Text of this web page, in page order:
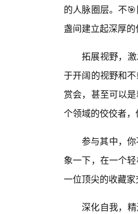
的人脉圈层。不
盏间建立起深厚的
拓展视野，
于开阔的视野和
赏会，甚至可以
个领域的佼佼者
参与其中，
象一下，在一个
一位顶尖的收藏
深化自我，